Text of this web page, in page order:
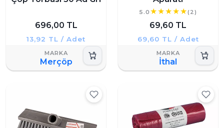
696,00 TL
13,92 TL / Adet
Merçöp
5.0 (2)
69,60 TL
69,60 TL / Adet
İthal